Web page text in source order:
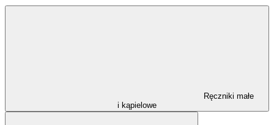
Ręczniki małe
i kąpielowe